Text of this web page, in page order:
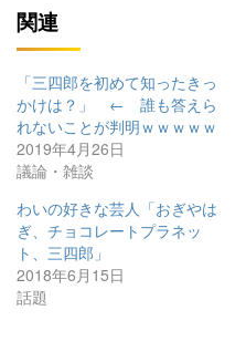
関連
「三四郎を初めて知ったきっ
かけは？」 ← 誰も答えら
れないことが判明ｗｗｗｗｗ
2019年4月26日
議論・雑談
わいの好きな芸人「おぎやは
ぎ、チョコレートプラネッ
ト、三四郎」
2018年6月15日
話題